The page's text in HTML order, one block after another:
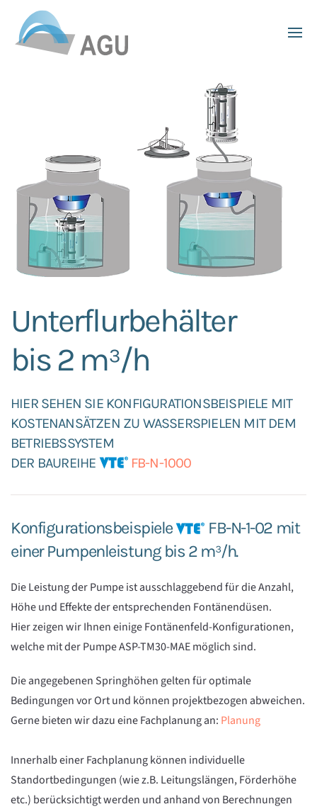
Skip to main content
Unterflurbehälter
bis 2 m³/h
HIER SEHEN SIE KONFIGURATIONSBEISPIELE MIT
KOSTENANSÄTZEN ZU WASSERSPIELEN MIT DEM
BETRIEBSSYSTEM
DER BAUREIHE
FB-N-1000
Konfigurationsbeispiele
FB-N-1-02 mit
einer Pumpenleistung bis 2 m³/h.
Die Leistung der Pumpe ist ausschlaggebend für die Anzahl,
Höhe und Effekte der entsprechenden Fontänendüsen.
Hier zeigen wir Ihnen einige Fontänenfeld-Konfigurationen,
welche mit der Pumpe ASP-TM30-MAE möglich sind.
Die angegebenen Springhöhen gelten für optimale
Bedingungen vor Ort und können projektbezogen abweichen.
Gerne bieten wir dazu eine Fachplanung an: Planung
Innerhalb einer Fachplanung können individuelle
Standortbedingungen (wie z.B. Leitungslängen, Förderhöhe
etc.) berücksichtigt werden und anhand von Berechnungen